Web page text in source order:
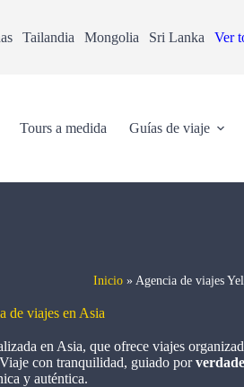
Tailandia Mongolia Sri Lanka Ver
Tours a medida Guías de viaje
Inicio » Agencia de viajes
de viajes en Asia
en Asia, que ofrece viajes
con tranquilidad, guiado por
y auténtica.